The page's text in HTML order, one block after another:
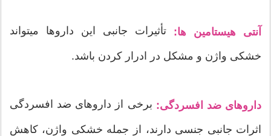
آنتی هیستامین ها: تأثیرات جانبی این داروها میتواند
خشکی واژن و مشکل در ادرار کردن باشد.
داروهای ضد افسردگی: برخی از داروهای ضد افسردگی
اثرات جانبی جنسی دارند، از جمله خشکی واژن، کاهش